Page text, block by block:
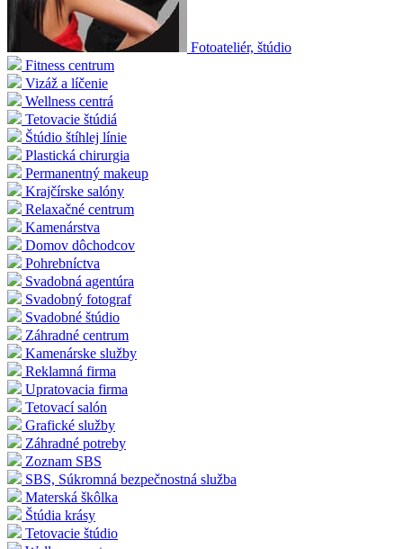
Fotoateliér, štúdio
Fitness centrum
Vizáž a líčenie
Wellness centrá
Tetovacie štúdiá
Štúdio štíhlej línie
Plastická chirurgia
Permanentný makeup
Krajčírske salóny
Relaxačné centrum
Kamenárstva
Domov dôchodcov
Pohrebníctva
Svadobná agentúra
Svadobný fotograf
Svadobné štúdio
Záhradné centrum
Kamenárske služby
Reklamná firma
Upratovacia firma
Tetovací salón
Grafické služby
Záhradné potreby
Zoznam SBS
SBS, Súkromná bezpečnostná služba
Materská škôlka
Štúdia krásy
Tetovacie štúdio